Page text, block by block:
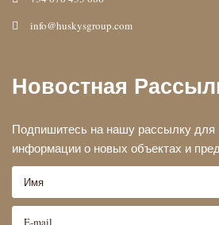
info@huskysgroup.com
Новостная
Подпишитесь на нашу рассылку для
информации о новых объектах и